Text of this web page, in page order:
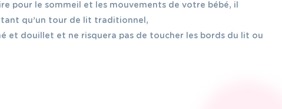
pour le sommeil et les mouvements de votre bébé, il
qu’un tour de lit traditionnel,
et douillet et ne risquera pas de toucher les bords du lit ou